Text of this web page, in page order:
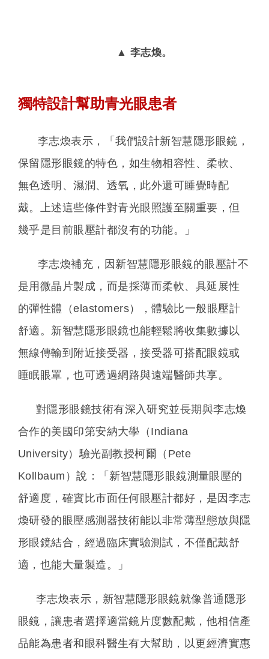
▲ 李志煥。
獨特設計幫助青光眼患者
李志煥表示，「我們設計新智慧隱形眼鏡，
保留隱形眼鏡的特色，如生物相容性、柔軟、
無色透明、濕潤、透氧，此外還可睡覺時配
戴。上述這些條件對青光眼照護至關重要，但
幾乎是目前眼壓計都沒有的功能。」
李志煥補充，因新智慧隱形眼鏡的眼壓計不
是用微晶片製成，而是採薄而柔軟、具延展性
的彈性體（elastomers），體驗比一般眼壓計
舒適。新智慧隱形眼鏡也能輕鬆將收集數據以
無線傳輸到附近接受器，接受器可搭配眼鏡或
睡眠眼罩，也可透過網路與遠端醫師共享。
對隱形眼鏡技術有深入研究並長期與李志煥
合作的美國印第安納大學（Indiana
University）驗光副教授柯爾（Pete
Kollbaum）說：「新智慧隱形眼鏡測量眼壓的
舒適度，確實比市面任何眼壓計都好，是因李志
煥研發的眼壓感測器技術能以非常薄型態放與隱
形眼鏡結合，經過臨床實驗測試，不僅配戴舒
適，也能大量製造。」
李志煥表示，新智慧隱形眼鏡就像普通隱形
眼鏡，讓患者選擇適當鏡片度數配戴，他相信產
品能為患者和眼科醫生有大幫助，以更經濟實惠